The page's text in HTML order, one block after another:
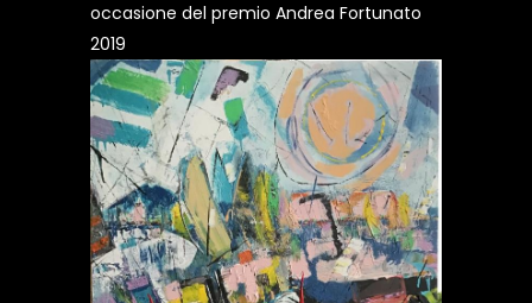
occasione del premio Andrea Fortunato
2019